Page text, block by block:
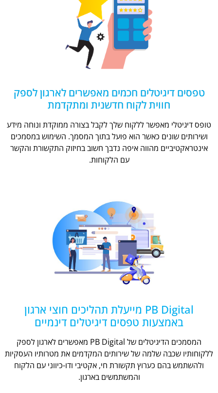
טפסים דיגיטלים חכמים מאפשרים לארגון לספק
חווית לקוח חדשנית ומתקדמת
טופס דיגיטלי מאפשר ללקוח שלך לקבל בצורה ממוקדת ונוחה מידע
ושירותים שונים כאשר הוא פועל בתוך המסמך. השימוש במסמכים
אינטראקטיביים מהווה איפה נדבך חשוב בחיזוק התקשורת והקשר
עם הלקוחות.
PB Digital מייעלת תהליכים חוצי ארגון
באמצעות טפסים דיגיטלים דינמיים
המסמכים הדיגיטלים של PB Digital מאפשרים לארגון לספק
ללקוחותיו שכבה שלמה של שירותים המקדמים את מטרותיו העסקיות
ולהשתמש בהם כערוץ תקשורת חי, אקטיבי ודו-כיווני עם הלקוח
והמשתמשים בארגון.